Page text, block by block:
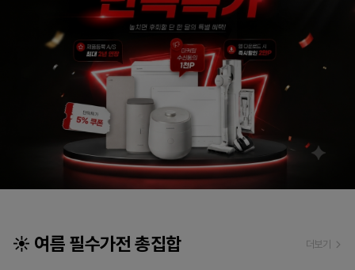
☀️ 여름 필수가전 총집합 더보기